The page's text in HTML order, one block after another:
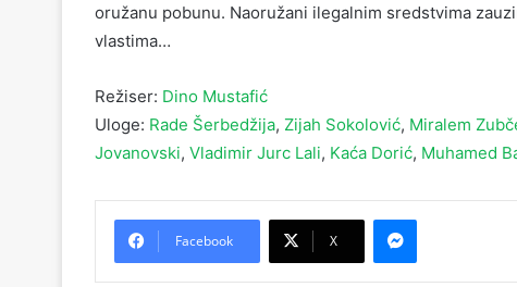
oružanu pobunu. Naoružani ilegalnim sredstvima
vlastima…
Režiser: Dino Mustafić
Uloge: Rade Šerbedžija, Zijah Sokolović, Miralem
Jovanovski, Vladimir Jurc Lali, Kaća Dorić, Muhamed
Facebook X